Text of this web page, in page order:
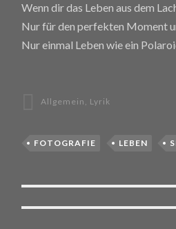
Wenn dir das Leben aus dem
Nur für den perfekten Moment
Nur einmal Leben wie ein
Allgemein , Lyrik
FOTOGRAFIE LEBEN